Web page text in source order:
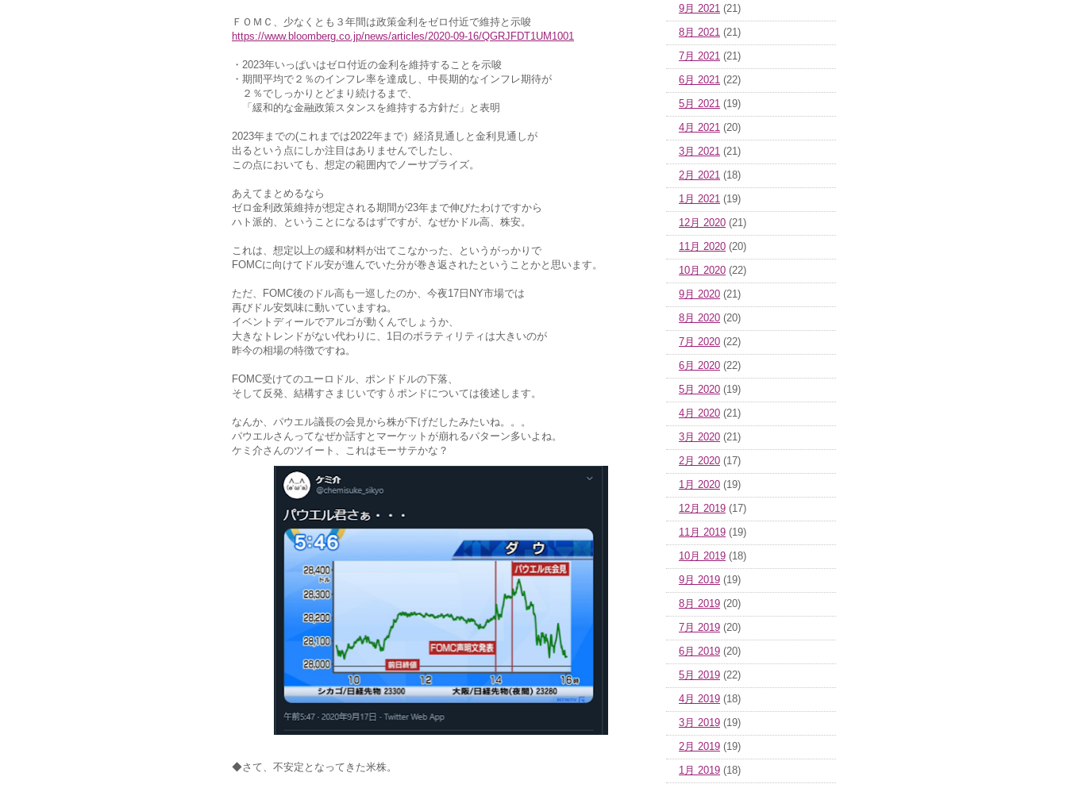
ＦＯＭＣ、少なくとも３年間は政策金利をゼロ付近で維持と示唆
https://www.bloomberg.co.jp/news/articles/2020-09-16/QGRJFDT1UM1001
・2023年いっぱいはゼロ付近の金利を維持することを示唆
・期間平均で２％のインフレ率を達成し、中長期的なインフレ期待が
２％でしっかりとどまり続けるまで、
「緩和的な金融政策スタンスを維持する方針だ」と表明
2023年までの(これまでは2022年まで）経済見通しと金利見通しが
出るという点にしか注目はありませんでしたし、
この点においても、想定の範囲内でノーサプライズ。
あえてまとめるなら
ゼロ金利政策維持が想定される期間が23年まで伸びたわけですから
ハト派的、ということになるはずですが、なぜかドル高、株安。
これは、想定以上の緩和材料が出てこなかった、というがっかりで
FOMCに向けてドル安が進んでいた分が巻き返されたということかと思います。
ただ、FOMC後のドル高も一巡したのか、今夜17日NY市場では
再びドル安気味に動いていますね。
イベントディールでアルゴが動くんでしょうか、
大きなトレンドがない代わりに、1日のボラティリティは大きいのが
昨今の相場の特徴ですね。
FOMC受けてのユーロドル、ポンドドルの下落、
そして反発、結構すさまじいです💧ポンドについては後述します。
なんか、パウエル議長の会見から株が下げだしたみたいね。。。
パウエルさんってなぜか話すとマーケットが崩れるパターン多いよね。
ケミ介さんのツイート、これはモーサテかな？
◆さて、不安定となってきた米株。
9月 2021 (21)
8月 2021 (21)
7月 2021 (21)
6月 2021 (22)
5月 2021 (19)
4月 2021 (20)
3月 2021 (21)
2月 2021 (18)
1月 2021 (19)
12月 2020 (21)
11月 2020 (20)
10月 2020 (22)
9月 2020 (21)
8月 2020 (20)
7月 2020 (22)
6月 2020 (22)
5月 2020 (19)
4月 2020 (21)
3月 2020 (21)
2月 2020 (17)
1月 2020 (19)
12月 2019 (17)
11月 2019 (19)
10月 2019 (18)
9月 2019 (19)
8月 2019 (20)
7月 2019 (20)
6月 2019 (20)
5月 2019 (22)
4月 2019 (18)
3月 2019 (19)
2月 2019 (19)
1月 2019 (18)